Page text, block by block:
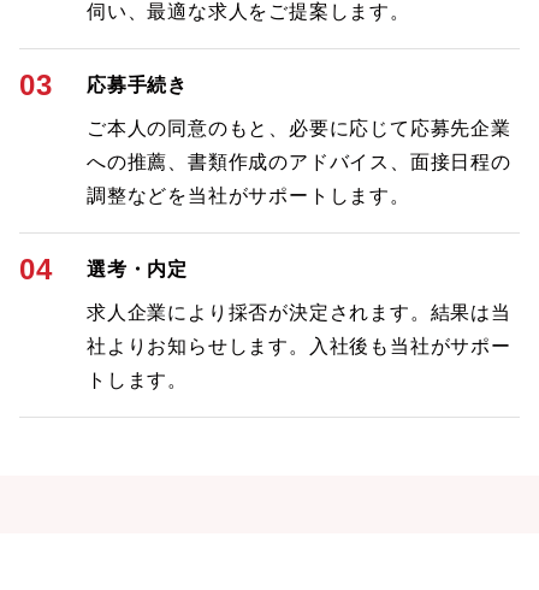
伺い、最適な求人をご提案します。
03 応募手続き
ご本人の同意のもと、必要に応じて応募先企業
への推薦、書類作成のアドバイス、面接日程の
調整などを当社がサポートします。
04 選考・内定
求人企業により採否が決定されます。結果は当
社よりお知らせします。入社後も当社がサポー
トします。